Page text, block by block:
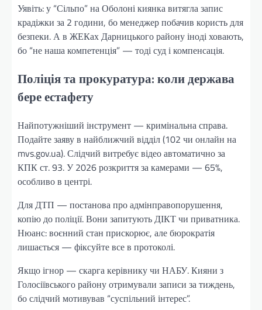
Уявіть: у “Сільпо” на Оболоні киянка витягла запис
крадіжки за 2 години, бо менеджер побачив користь для
безпеки. А в ЖЕКах Дарницького району іноді ховають,
бо “не наша компетенція” — тоді суд і компенсація.
Поліція та прокуратура: коли держава
бере естафету
Найпотужніший інструмент — кримінальна справа.
Подайте заяву в найближчий відділ (102 чи онлайн на
mvs.gov.ua). Слідчий витребує відео автоматично за
КПК ст. 93. У 2026 розкриття за камерами — 65%,
особливо в центрі.
Для ДТП — постанова про адмінправопорушення,
копію до поліції. Вони запитують ДІКТ чи приватника.
Нюанс: воєнний стан прискорює, але бюрократія
лишається — фіксуйте все в протоколі.
Якщо ігнор — скарга керівнику чи НАБУ. Кияни з
Голосіївського району отримували записи за тиждень,
бо слідчий мотивував “суспільний інтерес”.